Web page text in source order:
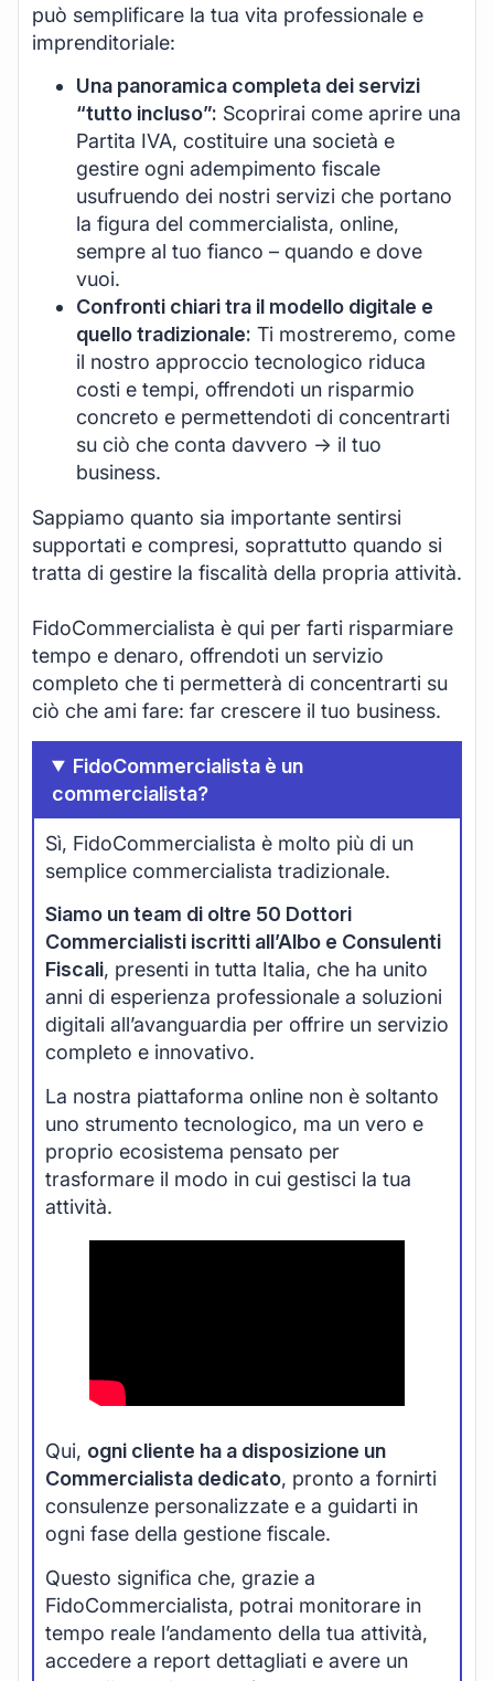
può semplificare la tua vita professionale e
imprenditoriale:
Una panoramica completa dei servizi
“tutto incluso”: Scoprirai come aprire una
Partita IVA, costituire una società e
gestire ogni adempimento fiscale
usufruendo dei nostri servizi che portano
la figura del commercialista, online,
sempre al tuo fianco – quando e dove
vuoi.
Confronti chiari tra il modello digitale e
quello tradizionale: Ti mostreremo, come
il nostro approccio tecnologico riduca
costi e tempi, offrendoti un risparmio
concreto e permettendoti di concentrarti
su ciò che conta davvero -> il tuo
business.
Sappiamo quanto sia importante sentirsi
supportati e compresi, soprattutto quando si
tratta di gestire la fiscalità della propria attività.
FidoCommercialista è qui per farti risparmiare
tempo e denaro, offrendoti un servizio
completo che ti permetterà di concentrarti su
ciò che ami fare: far crescere il tuo business.
FidoCommercialista è un
commercialista?
Sì, FidoCommercialista è molto più di un
semplice commercialista tradizionale.
Siamo un team di oltre 50 Dottori
Commercialisti iscritti all’Albo e Consulenti
Fiscali, presenti in tutta Italia, che ha unito
anni di esperienza professionale a soluzioni
digitali all’avanguardia per offrire un servizio
completo e innovativo.
La nostra piattaforma online non è soltanto
uno strumento tecnologico, ma un vero e
proprio ecosistema pensato per
trasformare il modo in cui gestisci la tua
attività.
Qui, ogni cliente ha a disposizione un
Commercialista dedicato, pronto a fornirti
consulenze personalizzate e a guidarti in
ogni fase della gestione fiscale.
Questo significa che, grazie a
FidoCommercialista, potrai monitorare in
tempo reale l’andamento della tua attività,
accedere a report dettagliati e avere un